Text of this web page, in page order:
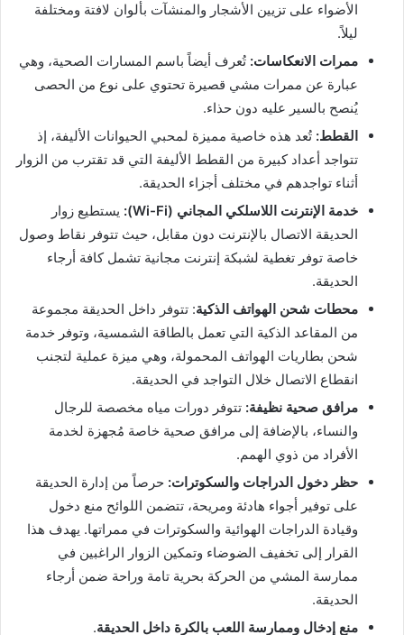
الأضواء على تزيين الأشجار والمنشآت بألوان لافتة ومختلفة
ليلاً.
ممرات الانعكاسات: تُعرف أيضاً باسم المسارات الصحية، وهي
عبارة عن ممرات مشي قصيرة تحتوي على نوع من الحصى
يُنصح بالسير عليه دون حذاء.
القطط: تُعد هذه خاصية مميزة لمحبي الحيوانات الأليفة، إذ
تتواجد أعداد كبيرة من القطط الأليفة التي قد تقترب من الزوار
أثناء تواجدهم في مختلف أجزاء الحديقة.
خدمة الإنترنت اللاسلكي المجاني (Wi-Fi):
يستطيع زوار
الحديقة الاتصال بالإنترنت دون مقابل، حيث تتوفر نقاط وصول
خاصة توفر تغطية لشبكة إنترنت مجانية تشمل كافة أرجاء
الحديقة.
محطات شحن الهواتف الذكية: تتوفر داخل الحديقة مجموعة
من المقاعد الذكية التي تعمل بالطاقة الشمسية، وتوفر خدمة
شحن بطاريات الهواتف المحمولة، وهي ميزة عملية لتجنب
انقطاع الاتصال خلال التواجد في الحديقة.
مرافق صحية نظيفة: تتوفر دورات مياه مخصصة للرجال
والنساء، بالإضافة إلى مرافق صحية خاصة مُجهزة لخدمة
الأفراد من ذوي الهمم.
حظر دخول الدراجات والسكوترات: حرصاً من إدارة الحديقة
على توفير أجواء هادئة ومريحة، تتضمن اللوائح منع دخول
وقيادة الدراجات الهوائية والسكوترات في ممراتها. يهدف هذا
القرار إلى تخفيف الضوضاء وتمكين الزوار الراغبين في
ممارسة المشي من الحركة بحرية تامة وراحة ضمن أرجاء
الحديقة.
منع إدخال وممارسة اللعب بالكرة داخل الحديقة.